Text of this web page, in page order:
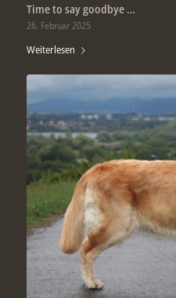
Time to say goodbye …
26. Februar 2025
Weiterlesen